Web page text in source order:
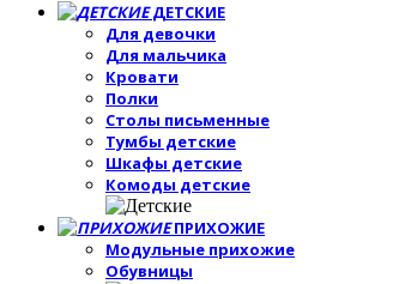
ДЕТСКИЕ
Для девочки
Для мальчика
Кровати
Полки
Столы письменные
Тумбы детские
Шкафы детские
Комоды детские
ПРИХОЖИЕ
Модульные прихожие
Обувницы